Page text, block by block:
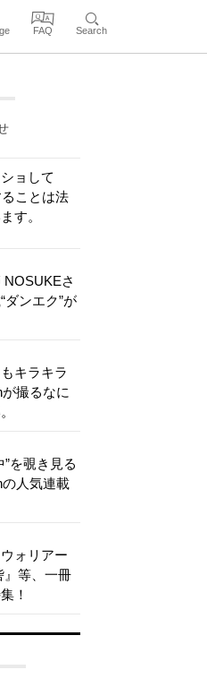
FAQ Search
ョして
ことは法
す。
NOSUKEさ
ダンエク”が
キラキラ
撮るなに
”を覗き見る
人気連載
ォリアー
』等、一冊
！